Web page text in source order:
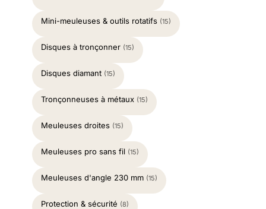
Mini-meuleuses & outils rotatifs (15)
Disques à tronçonner (15)
Disques diamant (15)
Tronçonneuses à métaux (15)
Meuleuses droites (15)
Meuleuses pro sans fil (15)
Meuleuses d'angle 230 mm (15)
Protection & sécurité (8)